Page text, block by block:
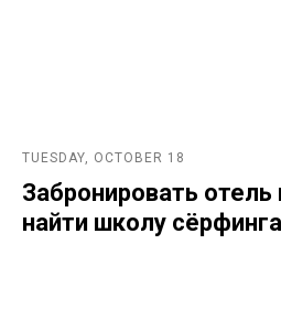
TUESDAY, OCTOBER 18
Забронировать отель
найти школу сёрфинга